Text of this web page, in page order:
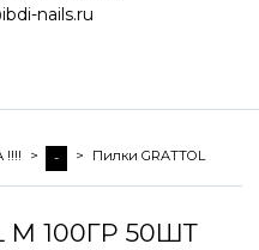
nails.ru
- Пилки GRATTOL
100ГР 50ШТ